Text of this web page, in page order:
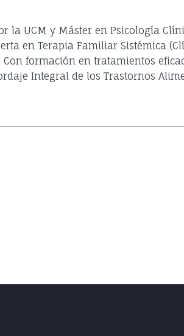
UCM y Máster en Psicología
en Terapia Familiar Sistémica
formación en tratamientos
Integral de los Trastornos